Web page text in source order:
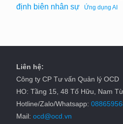
định biên nhân sự Ứng dụng AI
Liên hệ:
Công ty CP Tư vấn Quản lý OCD
HO: Tầng 15, 48 Tố Hữu, Nam
Hotline/Zalo/Whatsapp:
Mail: ocd@ocd.vn